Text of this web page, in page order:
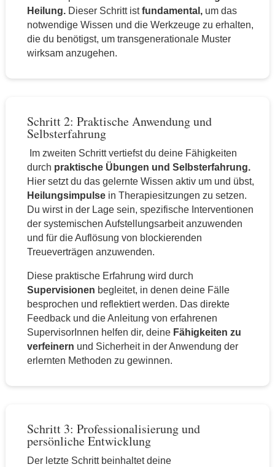
Heilung. Dieser Schritt istfundamental,um das
notwendige Wissen und die Werkzeuge zu erhalten,
die du benötigst, um transgenerationale Muster
wirksam anzugehen.
Schritt 2: Praktische Anwendung und
Selbsterfahrung
Im zweiten Schritt vertiefst du deine Fähigkeiten
durch praktische Übungen und Selbsterfahrung.
Hier setzt du das gelernte Wissen aktiv um und übst,
Heilungsimpulsein Therapiesitzungen zu setzen.
Du wirst in der Lage sein, spezifische Interventionen
der systemischen Aufstellungsarbeit anzuwenden
und für die Auflösung von blockierenden
Treueverträgen anzuwenden.
Diese praktische Erfahrung wird durch
Supervisionen begleitet, in denen deine Fälle
besprochen und reflektiert werden. Das direkte
Feedback und die Anleitung von erfahrenen
SupervisorInnen helfen dir, deine Fähigkeiten zu
verfeinern und Sicherheit in der Anwendung der
erlernten Methoden zu gewinnen.
Schritt 3: Professionalisierung und
persönliche Entwicklung
Der letzte Schritt beinhaltet deine